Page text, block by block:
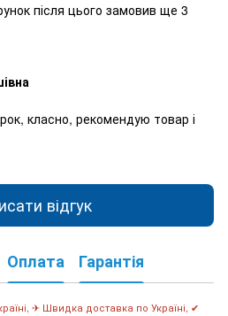
після цього замовив ще 3
класно, рекомендую товар і
відгук
Оплата Гарантія
✈ Швидка доставка по Україні, ✔